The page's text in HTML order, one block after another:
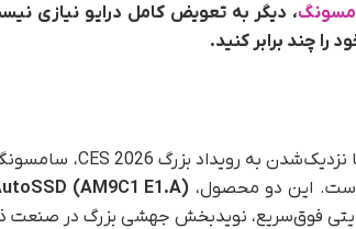
، دیگر به تعویض کامل درایو نیازی
این دو محصول، (AM9C1 E1.A)